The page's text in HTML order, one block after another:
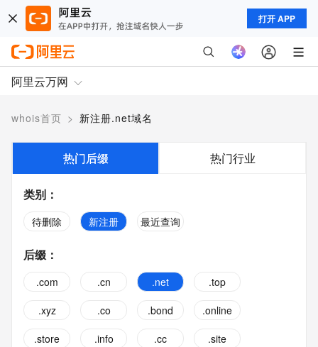
打开 APP
阿里云万网
whois首页 > 新注册.net域名
热门后缀 热门行业
类别 ：
待删除 新注册 最近查询
后缀 ：
.com .cn .net
.top
.xyz
.co .bond
.online
.store
.info .cc
.site